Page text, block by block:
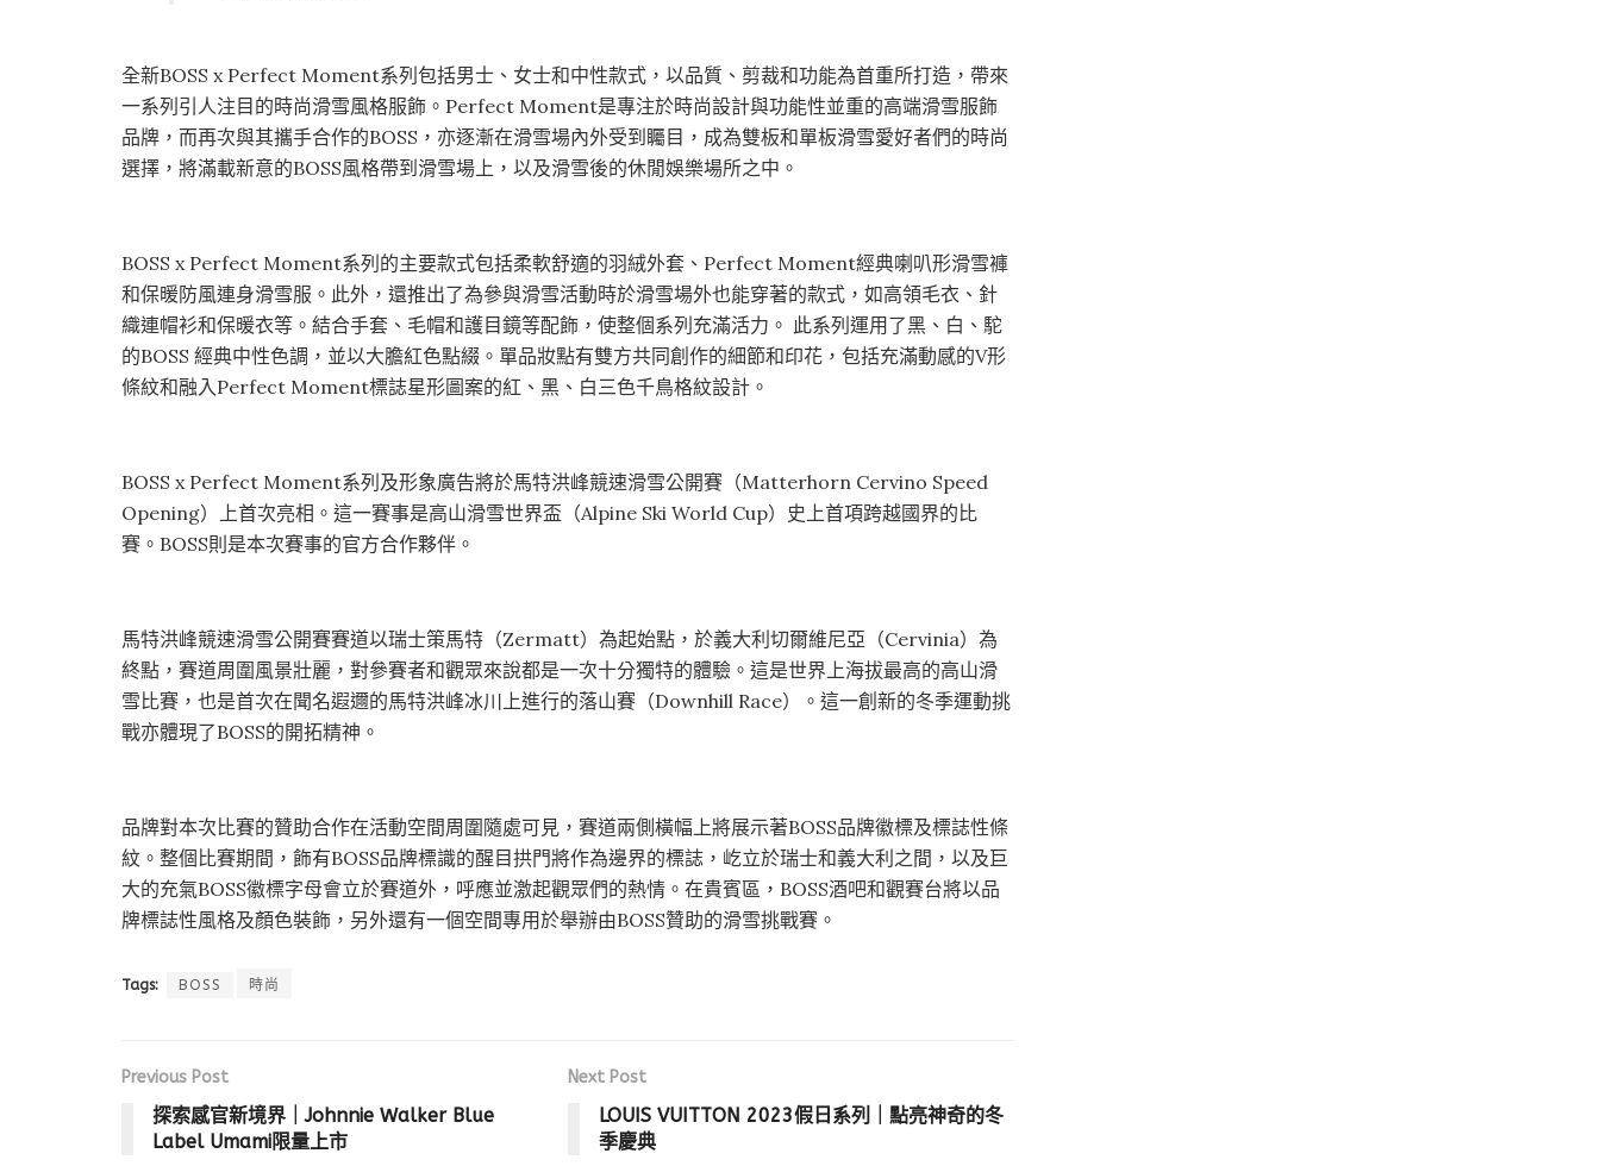
全新BOSS x Perfect Moment系列包括男士、女士和中性款式，以品質、剪裁和功能為首重所打造，帶來
一系列引人注目的時尚滑雪風格服飾。Perfect Moment是專注於時尚設計與功能性並重的高端滑雪服飾
品牌，而再次與其攜手合作的BOSS，亦逐漸在滑雪場內外受到矚目，成為雙板和單板滑雪愛好者們的時尚
選擇，將滿載新意的BOSS風格帶到滑雪場上，以及滑雪後的休閒娛樂場所之中。
BOSS x Perfect Moment系列的主要款式包括柔軟舒適的羽絨外套、Perfect Moment經典喇叭形滑雪褲
和保暖防風連身滑雪服。此外，還推出了為參與滑雪活動時於滑雪場外也能穿著的款式，如高領毛衣、針
織連帽衫和保暖衣等。結合手套、毛帽和護目鏡等配飾，使整個系列充滿活力。 此系列運用了黑、白、駝
的BOSS 經典中性色調，並以大膽紅色點綴。單品妝點有雙方共同創作的細節和印花，包括充滿動感的V形
條紋和融入Perfect Moment標誌星形圖案的紅、黑、白三色千鳥格紋設計。
BOSS x Perfect Moment系列及形象廣告將於馬特洪峰競速滑雪公開賽（Matterhorn Cervino Speed
Opening）上首次亮相。這一賽事是高山滑雪世界盃（Alpine Ski World Cup）史上首項跨越國界的比
賽。BOSS則是本次賽事的官方合作夥伴。
馬特洪峰競速滑雪公開賽賽道以瑞士策馬特（Zermatt）為起始點，於義大利切爾維尼亞（Cervinia）為
終點，賽道周圍風景壯麗，對參賽者和觀眾來說都是一次十分獨特的體驗。這是世界上海拔最高的高山滑
雪比賽，也是首次在聞名遐邇的馬特洪峰冰川上進行的落山賽（Downhill Race）。這一創新的冬季運動挑
戰亦體現了BOSS的開拓精神。
品牌對本次比賽的贊助合作在活動空間周圍隨處可見，賽道兩側橫幅上將展示著BOSS品牌徽標及標誌性條
紋。整個比賽期間，飾有BOSS品牌標識的醒目拱門將作為邊界的標誌，屹立於瑞士和義大利之間，以及巨
大的充氣BOSS徽標字母會立於賽道外，呼應並激起觀眾們的熱情。在貴賓區，BOSS酒吧和觀賽台將以品
牌標誌性風格及顏色裝飾，另外還有一個空間專用於舉辦由BOSS贊助的滑雪挑戰賽。
Tags: BOSS 時尚
Previous Post
探索感官新境界｜Johnnie Walker Blue
Label Umami限量上市
Next Post
LOUIS VUITTON 2023假日系列｜點亮神奇的冬
季慶典